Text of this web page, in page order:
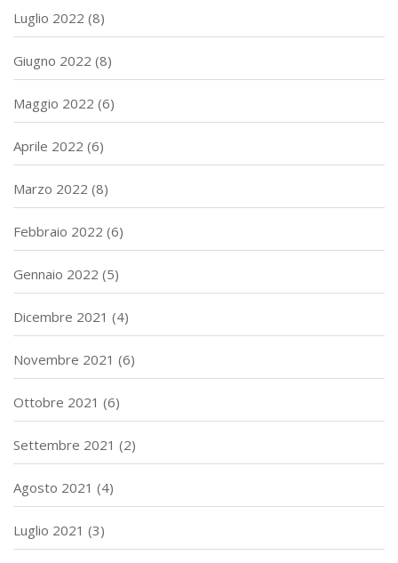
Luglio 2022 (8)
Giugno 2022 (8)
Maggio 2022 (6)
Aprile 2022 (6)
Marzo 2022 (8)
Febbraio 2022 (6)
Gennaio 2022 (5)
Dicembre 2021 (4)
Novembre 2021 (6)
Ottobre 2021 (6)
Settembre 2021 (2)
Agosto 2021 (4)
Luglio 2021 (3)